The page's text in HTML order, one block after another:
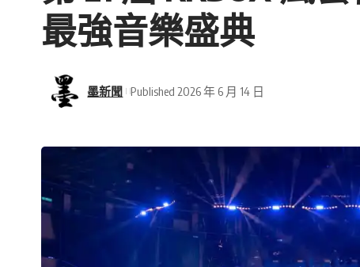
最強音樂盛典
墨新聞 Published 2026 年 6 月 14 日